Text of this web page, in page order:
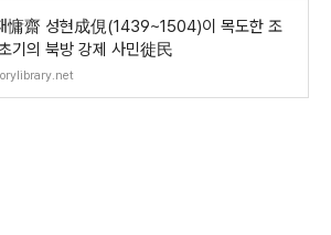
慵齋 성현成俔(1439~1504)이 목도한 조
기의 북방 강제 사민徙民